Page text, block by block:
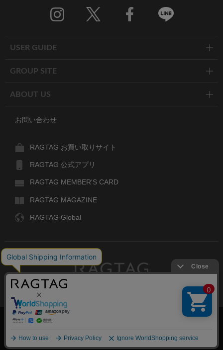
USER GUIDE
GROUP SITE
ABOUT US
お問い合わせ
RAGTAG お買い取りサイト
RAGTAG 公式アプリ
RAGTAG MEMBER'S CARD
RAGTAG MAGAZINE
RAGTAG Global
デザイナーズブランドのユーズド・セレクトショップ
COPYRIGHT© TIN PAN ALLEY CO., LTD. ALL RIGHTS RESERVED.